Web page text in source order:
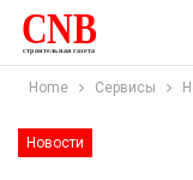
Home Сервисы
Новости